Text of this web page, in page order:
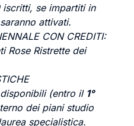
se impartiti in
attivati.
CON CREDITI:
Rose Ristrette dei
(entro il 1°
dei piani studio
specialistica.